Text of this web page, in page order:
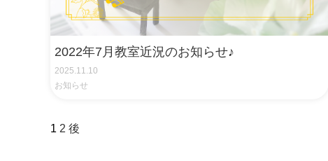
2022年7月教室近況のお知らせ♪
2025.11.10
お知らせ
ペ
1 2 後